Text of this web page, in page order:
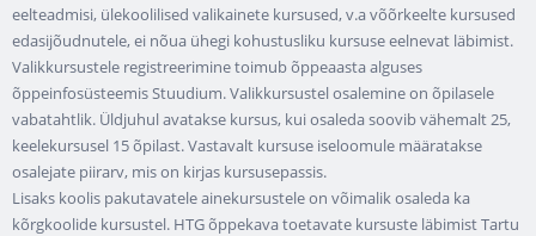
eelteadmisi, ülekoolilised valikainete kursused, v.a võõrkeelte kursused
edasijõudnutele, ei nõua ühegi kohustusliku kursuse eelnevat läbimist.
Valikkursustele registreerimine toimub õppeaasta alguses
õppeinfosüsteemis Stuudium. Valikkursustel osalemine on õpilasele
vabatahtlik. Üldjuhul avatakse kursus, kui osaleda soovib vähemalt 25,
keelekursusel 15 õpilast. Vastavalt kursuse iseloomule määratakse
osalejate piirarv, mis on kirjas kursusepassis.
Lisaks koolis pakutavatele ainekursustele on võimalik osaleda ka
kõrgkoolide kursustel. HTG õppekava toetavate kursuste läbimist Tartu